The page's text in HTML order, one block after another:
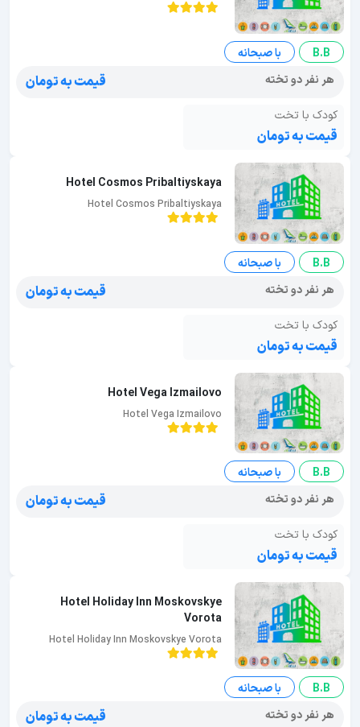
B.B
با صبحانه
هر نفر دو تخته
قیمت به تومان
کودک با تخت
قیمت به تومان
Hotel Cosmos Pribaltiyskaya
Hotel Cosmos Pribaltiyskaya
B.B
با صبحانه
هر نفر دو تخته
قیمت به تومان
کودک با تخت
قیمت به تومان
Hotel Vega Izmailovo
Hotel Vega Izmailovo
B.B
با صبحانه
هر نفر دو تخته
قیمت به تومان
کودک با تخت
قیمت به تومان
Hotel Holiday Inn Moskovskye
Vorota
Hotel Holiday Inn Moskovskye Vorota
B.B
با صبحانه
هر نفر دو تخته
قیمت به تومان